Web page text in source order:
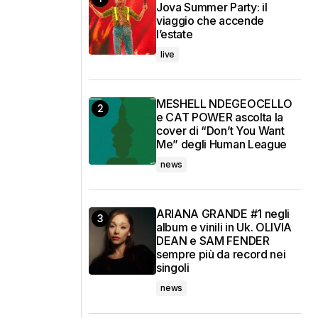
Jova Summer Party: il
viaggio che accende
l’estate
live
MESHELL NDEGEOCELLO
e CAT POWER ascolta la
cover di “Don’t You Want
Me” degli Human League
news
ARIANA GRANDE #1 negli
album e vinili in Uk. OLIVIA
DEAN e SAM FENDER
sempre più da record nei
singoli
news